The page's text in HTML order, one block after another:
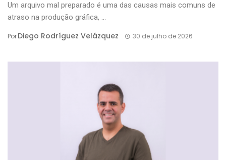
Um arquivo mal preparado é uma das causas mais comuns de
atraso na produção gráfica, ...
PorDiego Rodríguez Velázquez 30 de julho de 2026